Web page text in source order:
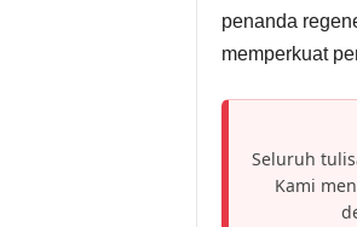
penanda
memperkuat
Seluruh
Kami